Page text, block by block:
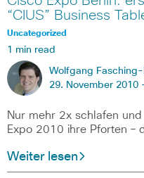
“CIUS” Business
Uncategorized
1 min read
Wolfgang
29. November 2010
Nur mehr 2x schlafen
Expo 2010 ihre Pforten –
Weiter lesen